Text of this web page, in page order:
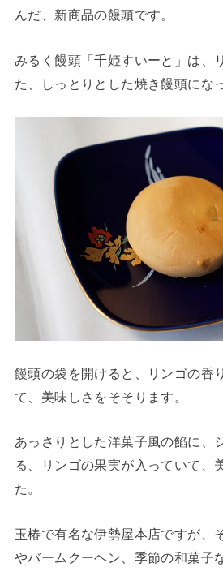
んだ、新商品の饅頭です。
みるく饅頭「千姫すいーと」は、
た、しっとりとした焼き饅頭にな
饅頭の袋を開けると、リンゴの香
て、美味しさをそそります。
あっさりとした洋菓子風の餡に、
る、リンゴの果実が入っていて、
た。
玉椿で有名な伊勢屋本店ですが、
やバームクーヘン、季節の和菓子